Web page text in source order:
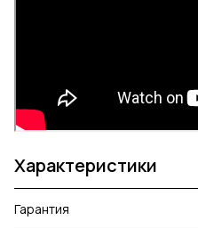
Характеристики
Гарантия